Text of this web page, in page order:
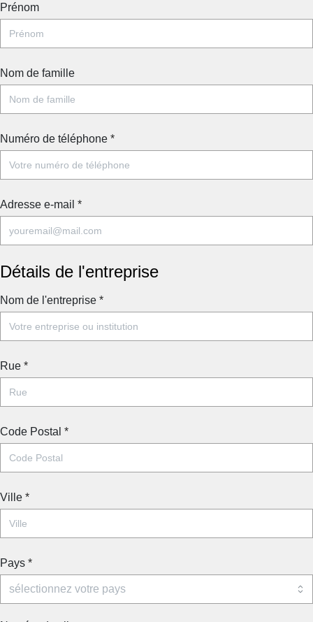
Prénom
Nom de famille
Numéro de téléphone *
Adresse e-mail *
Détails de l'entreprise
Nom de l'entreprise *
Rue *
Code Postal *
Ville *
Pays *